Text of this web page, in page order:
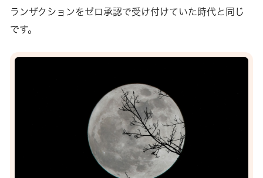
ランザクションをゼロ承認で受け付けていた時代と同じ
です。